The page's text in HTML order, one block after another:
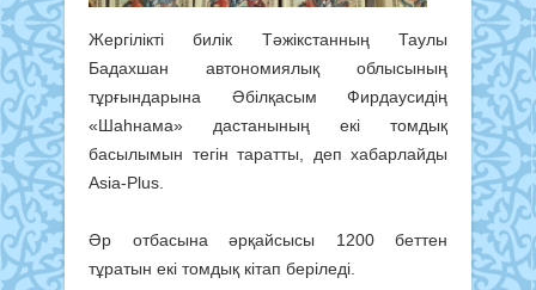
Жергілікті билік Тәжікстанның Таулы
Бадахшан автономиялық облысының
тұрғындарына Әбілқасым Фирдаусидің
«Шаһнама» дастанының екі томдық
басылымын тегін таратты, деп хабарлайды
Asia-Plus.
Әр отбасына әрқайсысы 1200 беттен
тұратын екі томдық кітап беріледі.